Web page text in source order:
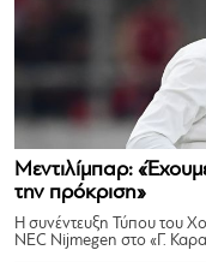
Μεντιλίμπαρ:
την πρόκριση»
Η συνέντευξη Τύπου του
NEC Nijmegen στο «Γ.